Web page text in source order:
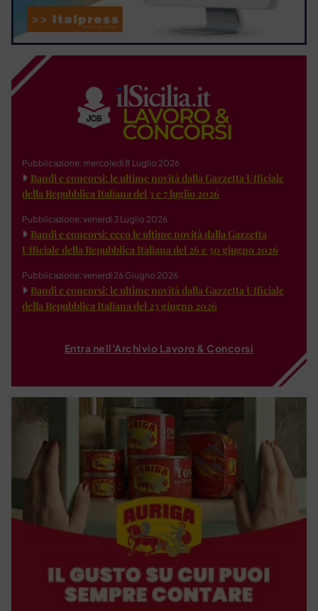
Pubblicazione: mercoledì 8 Luglio 2026
Bandi e concorsi: le ultime novità dalla Gazzetta Ufficiale
della Repubblica Italiana del 3 e 7 luglio 2026
Pubblicazione: venerdì 3 Luglio 2026
Bandi e concorsi: ecco le ultime novità dalla Gazzetta
Ufficiale della Repubblica Italiana del 26 e 30 giugno 2026
Pubblicazione: venerdì 26 Giugno 2026
Bandi e concorsi: le ultime novità dalla Gazzetta Ufficiale
della Repubblica Italiana del 23 giugno 2026
Entra nell'Archivio Lavoro & Concorsi